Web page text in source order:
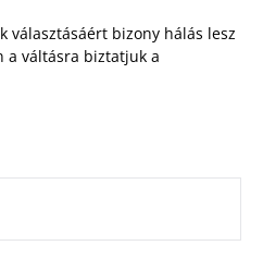
választásáért bizony hálás lesz
a váltásra biztatjuk a